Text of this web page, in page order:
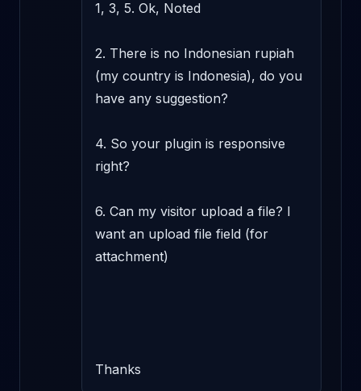
1, 3, 5. Ok, Noted
2. There is no Indonesian rupiah
(my country is Indonesia), do you
have any suggestion?
4. So your plugin is responsive
right?
6. Can my visitor upload a file? I
want an upload file field (for
attachment)
Thanks